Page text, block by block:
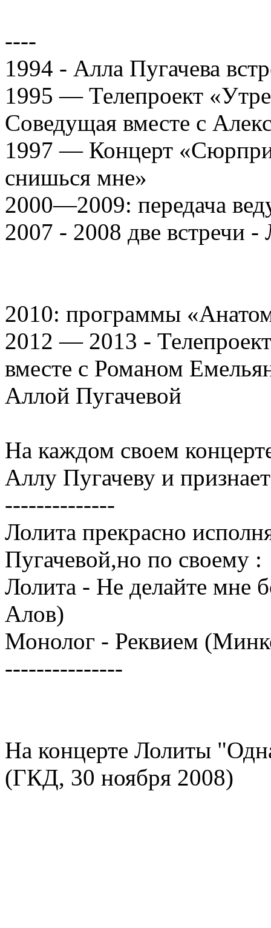
----
1994 - Алла Пугачева
1995 — Телепроект
Соведущая вместе с
1997 — Концерт
снишься мне»
2000—2009: передача
2007 - 2008 две встречи
2010: программы
2012 — 2013 -
вместе с Романом
Аллой Пугачевой
На каждом своем
Аллу Пугачеву и
--------------
Лолита прекрасно
Пугачевой,но по своему :
Лолита - Не делайте мне
Алов)
Монолог - Реквием
---------------
На концерте Лолиты
(ГКД, 30 ноября 2008)